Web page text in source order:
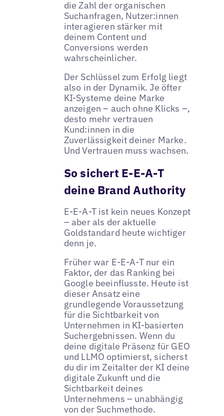
die Zahl der organischen
Suchanfragen, Nutzer:innen
interagieren stärker mit
deinem Content und
Conversions werden
wahrscheinlicher.
Der Schlüssel zum Erfolg liegt
also in der Dynamik. Je öfter
KI-Systeme deine Marke
anzeigen – auch ohne Klicks –,
desto mehr vertrauen
Kund:innen in die
Zuverlässigkeit deiner Marke.
Und Vertrauen muss wachsen.
So sichert E-E-A-T
deine Brand Authority
E-E-A-T ist kein neues Konzept
– aber als der aktuelle
Goldstandard heute wichtiger
denn je.
Früher war E-E-A-T nur ein
Faktor, der das Ranking bei
Google beeinflusste. Heute ist
dieser Ansatz eine
grundlegende Voraussetzung
für die Sichtbarkeit von
Unternehmen in KI-basierten
Suchergebnissen. Wenn du
deine digitale Präsenz für GEO
und LLMO optimierst, sicherst
du dir im Zeitalter der KI deine
digitale Zukunft und die
Sichtbarkeit deines
Unternehmens – unabhängig
von der Suchmethode.